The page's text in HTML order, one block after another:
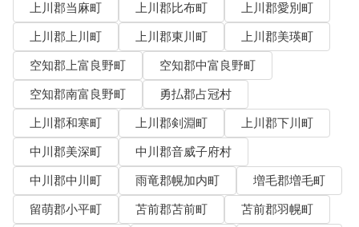
上川郡当麻町
上川郡比布町
上川郡愛別町
上川郡上川町
上川郡東川町
上川郡美瑛町
空知郡上富良野町
空知郡中富良野町
空知郡南富良野町
勇払郡占冠村
上川郡和寒町
上川郡剣淵町
上川郡下川町
中川郡美深町
中川郡音威子府村
中川郡中川町
雨竜郡幌加内町
増毛郡増毛町
留萌郡小平町
苫前郡苫前町
苫前郡羽幌町